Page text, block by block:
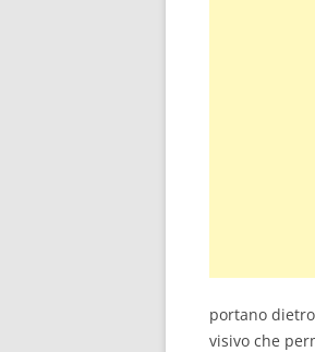
portano
visivo che